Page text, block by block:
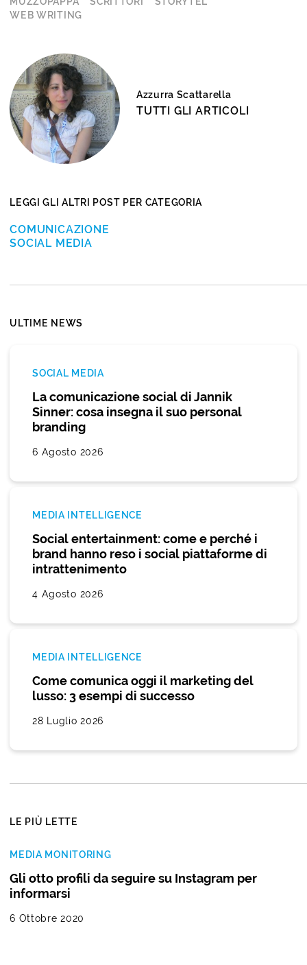
WEB WRITING
Azzurra Scattarella
TUTTI GLI ARTICOLI
LEGGI GLI ALTRI POST PER CATEGORIA
COMUNICAZIONE
SOCIAL MEDIA
ULTIME NEWS
SOCIAL MEDIA
La comunicazione social di Jannik
Sinner: cosa insegna il suo personal
branding
6 Agosto 2026
MEDIA INTELLIGENCE
Social entertainment: come e perché i
brand hanno reso i social piattaforme di
intrattenimento
4 Agosto 2026
MEDIA INTELLIGENCE
Come comunica oggi il marketing del
lusso: 3 esempi di successo
28 Luglio 2026
LE PIÙ LETTE
MEDIA MONITORING
Gli otto profili da seguire su Instagram per
informarsi
6 Ottobre 2020